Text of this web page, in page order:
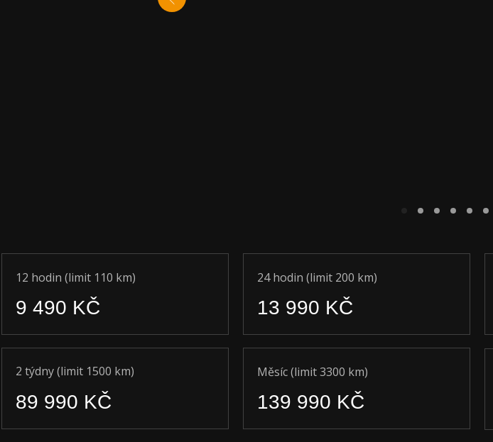
9 490 KČ
12 hodin (limit 110 km)
13 990 KČ
24 hodin (limit 200 km)
89 990 KČ
2 týdny (limit 1500 km)
139 990 KČ
Měsíc (limit 3300 km)